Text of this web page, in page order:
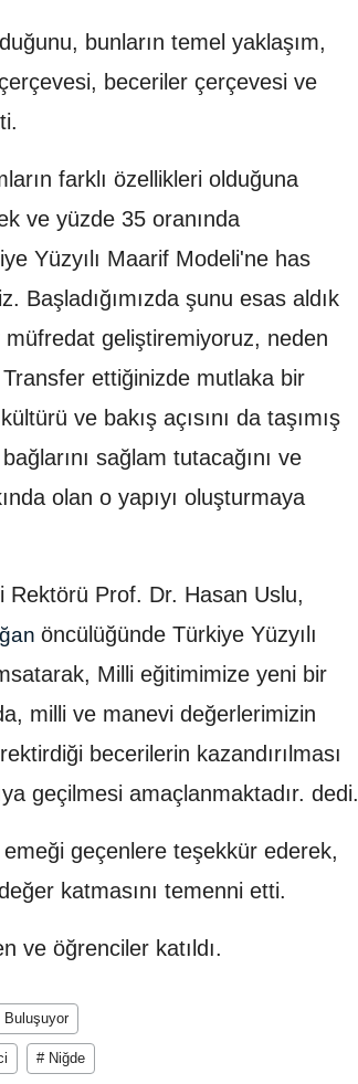
bunların temel yaklaşım,
beceriler çerçevesi ve
farklı özellikleri olduğuna
ve yüzde 35 oranında
Yüzyılı Maarif Modeli'ne has
Başladığımızda şunu esas aldık
geliştiremiyoruz, neden
ettiğinizde mutlaka bir
ve bakış açısını da taşımış
sağlam tutacağını ve
olan o yapıyı oluşturmaya
Rektörü Prof. Dr. Hasan Uslu,
öncülüğünde Türkiye Yüzyılı
Milli eğitimimize yeni bir
milli ve manevi değerlerimizin
becerilerin kazandırılması
geçilmesi amaçlanmaktadır. dedi.
geçenlere teşekkür ederek,
katmasını temenni etti.
ve öğrenciler katıldı.
Buluşuyor
# Niğde